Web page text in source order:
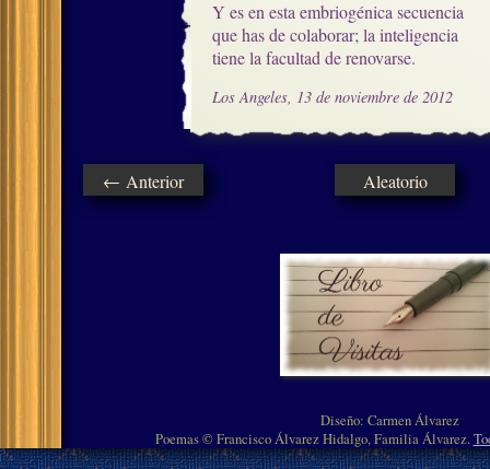
Y es en esta embriogénica secuencia
que has de colaborar; la inteligencia
tiene la facultad de renovarse.
Los Angeles, 13 de noviembre de 2012
← Anterior Aleatorio
Diseño: Carmen Álvarez
Poemas © Francisco Álvarez Hidalgo, Familia Álvarez.